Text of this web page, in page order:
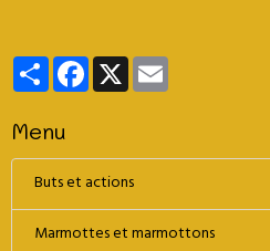
PartagerFacebook
X
Menu
Buts et actions
Marmottes et marmottons